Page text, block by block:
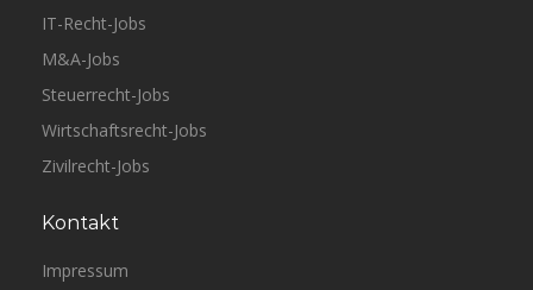
IT-Recht-Jobs
M&A-Jobs
Steuerrecht-Jobs
Wirtschaftsrecht-Jobs
Zivilrecht-Jobs
Kontakt
Impressum